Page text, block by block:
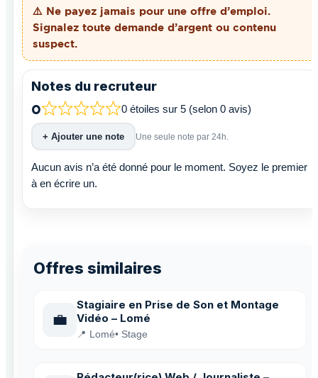
⚠️ Ne payez jamais pour une offre d’emploi.
Signalez toute demande d’argent ou contenu
suspect.
Notes du recruteur
0 0 étoiles sur 5 (selon 0 avis)
+ Ajouter une note Une seule note par 24h.
Aucun avis n’a été donné pour le moment. Soyez le premier
à en écrire un.
Offres similaires
💼
Stagiaire en Prise de Son et Montage
Vidéo – Lomé
📍 Lomé• Stage